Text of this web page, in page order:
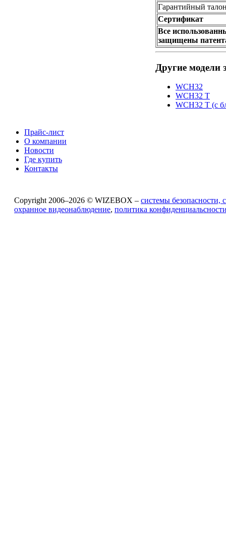
Гарантийный
Сертификат
Все
защищены
Другие модели
WCH32
WCH32 T
WCH32 T (с
Прайс-лист
О компании
Новости
Где купить
Контакты
Copyright 2006–2026 © WIZEBOX – системы безопасности,
охранное видеонаблюдение, политика